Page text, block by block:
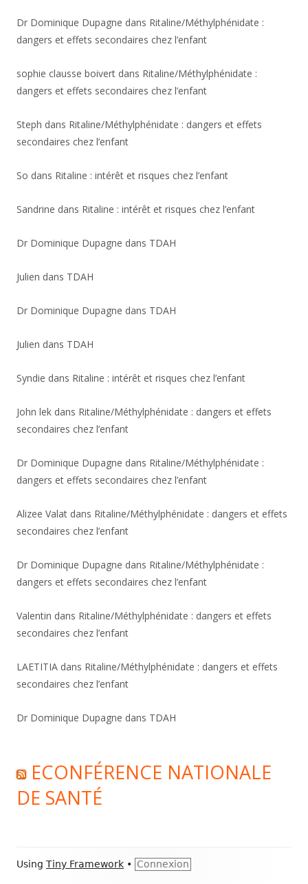
Dr Dominique Dupagne dans Ritaline/Méthylphénidate :
dangers et effets secondaires chez l’enfant
sophie clausse boivert dans Ritaline/Méthylphénidate :
dangers et effets secondaires chez l’enfant
Steph dans Ritaline/Méthylphénidate : dangers et effets
secondaires chez l’enfant
So dans Ritaline : intérêt et risques chez l’enfant
Sandrine dans Ritaline : intérêt et risques chez l’enfant
Dr Dominique Dupagne dans TDAH
Julien dans TDAH
Dr Dominique Dupagne dans TDAH
Julien dans TDAH
Syndie dans Ritaline : intérêt et risques chez l’enfant
John lek dans Ritaline/Méthylphénidate : dangers et effets
secondaires chez l’enfant
Dr Dominique Dupagne dans Ritaline/Méthylphénidate :
dangers et effets secondaires chez l’enfant
Alizee Valat dans Ritaline/Méthylphénidate : dangers et effets
secondaires chez l’enfant
Dr Dominique Dupagne dans Ritaline/Méthylphénidate :
dangers et effets secondaires chez l’enfant
Valentin dans Ritaline/Méthylphénidate : dangers et effets
secondaires chez l’enfant
LAETITIA dans Ritaline/Méthylphénidate : dangers et effets
secondaires chez l’enfant
Dr Dominique Dupagne dans TDAH
ECONFÉRENCE NATIONALE
DE SANTÉ
Footer
Using Tiny Framework • Connexion